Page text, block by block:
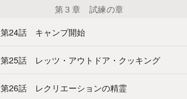
第３章 試練の章
第24話 キャンプ開始
第25話 レッツ・アウトドア・クッキング
第26話 レクリエーションの精霊